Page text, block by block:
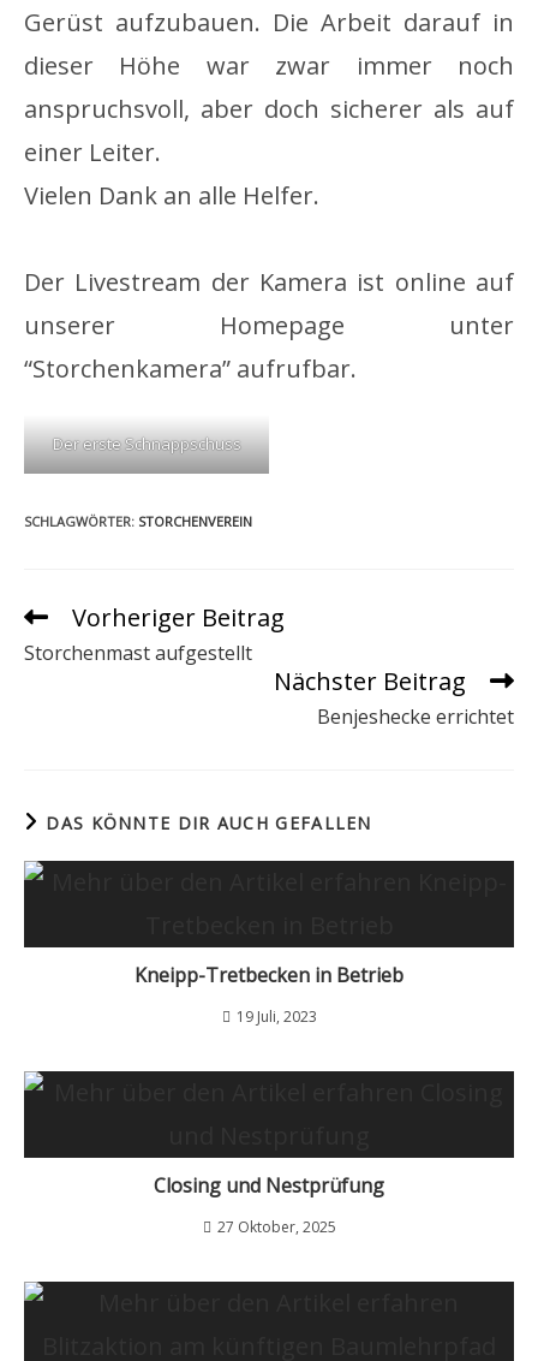
Gerüst aufzubauen. Die Arbeit darauf in
dieser Höhe war zwar immer noch
anspruchsvoll, aber doch sicherer als auf
einer Leiter.
Vielen Dank an alle Helfer.
Der Livestream der Kamera ist online auf
unserer Homepage unter
“Storchenkamera” aufrufbar.
Der erste Schnappschuss
SCHLAGWÖRTER: STORCHENVEREIN
Weitere
ansehen
Vorheriger Beitrag
Storchenmast aufgestellt
Nächster Beitrag
Benjeshecke errichtet
DAS KÖNNTE DIR AUCH GEFALLEN
Kneipp-Tretbecken in Betrieb
19 Juli, 2023
Closing und Nestprüfung
27 Oktober, 2025